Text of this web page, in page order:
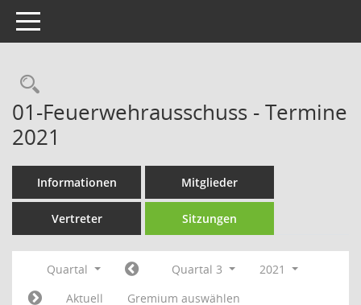
Toggle navigation
Rechercheauswahl
01-Feuerwehrausschuss - Termine
2021
Informationen Mitglieder
Vertreter Sitzungen
Quartal Quartal 3
2021
Aktuell
Gremium auswählen